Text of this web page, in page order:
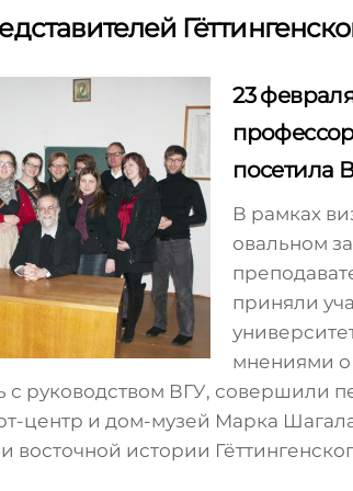
23
посетила
В рамках
овальном
приняли
мнениями о
с руководством ВГУ, совершили
центр и дом-музей Марка
восточной истории